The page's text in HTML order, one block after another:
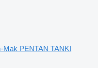
Mak PENTAN TANKI